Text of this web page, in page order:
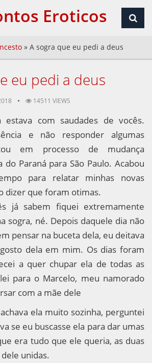
Eroticos
» A sogra que eu pedi a deus
eu pedi a deus
14511 VIEWS
estava com saudades de vocês.
e não responder algumas
em processo de mudança
Paraná para São Paulo. Acabou
para relatar minhas novas
dizer que foram otimas.
já sabem fiquei extremamente
sogra, né. Depois daquele dia não
pensar na buceta dela, eu deitava
dela em mim. Os dias foram
a quer chupar ela de todas as
para o Marcelo, meu namorado
com a mãe dele
ela muito sozinha, perguntei
se eu buscasse ela para dar umas
era tudo que ele queria, as duas
unidas.